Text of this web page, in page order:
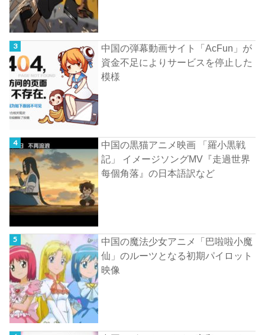
中国の弾幕動画サイト「AcFun」が
資金不足によりサービスを停止した
模様
中国の黒猫アニメ映画 「羅小黒戦
記」 イメージソングMV『走過世界
每個角落』の日本語訳など
中国の魔法少女アニメ「巴啦啦小魔
仙」のルーツとなる初期パイロット
映像